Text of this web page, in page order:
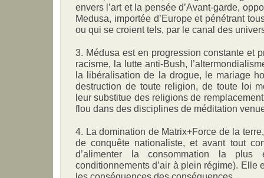
envers l’art et la pensée d’Avant-garde,
Medusa, importée d’Europe et pénétrant
ou qui se croient tels, par le canal des
3. Médusa est en progression constante et
racisme, la lutte anti-Bush,
la libéralisation de la drogue, le mariage
destruction de toute religion, de toute loi
leur substitue des religions de
flou dans des disciplines de méditation
4. La domination de Matrix+Force de la
de conquête nationaliste, et avant tout
d’alimenter la consommation la
conditionnements d’air à plein régime). Elle